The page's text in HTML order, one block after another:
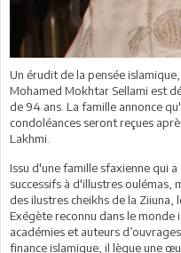
Un érudit de la pensée
Mohamed Mokhtar Sellami est
de 94 ans. La famille annonce
condoléances seront reçues
Lakhmi.
Issu d'une famille sfaxienne qui
successifs à d'illustres oulémas,
des ilustres cheikhs de la Ziiuna,
Exégète reconnu dans le
académies et auteurs
finance islamique, il lègue une